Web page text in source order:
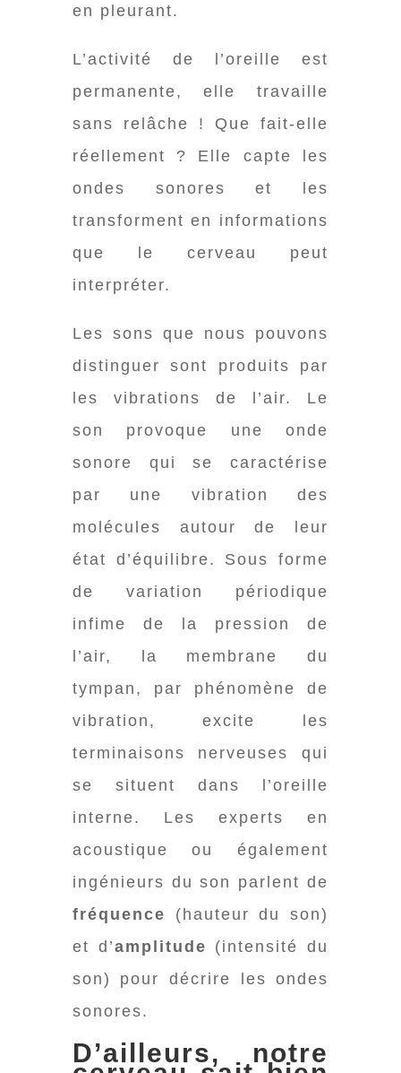
en pleurant.
L’activité de l’oreille est
permanente, elle travaille
sans relâche ! Que fait-elle
réellement ? Elle capte les
ondes sonores et les
transforment en informations
que le cerveau peut
interpréter.
Les sons que nous pouvons
distinguer sont produits par
les vibrations de l’air. Le
son provoque une onde
sonore qui se caractérise
par une vibration des
molécules autour de leur
état d’équilibre. Sous forme
de variation périodique
infime de la pression de
l’air, la membrane du
tympan, par phénomène de
vibration, excite les
terminaisons nerveuses qui
se situent dans l’oreille
interne. Les experts en
acoustique ou également
ingénieurs du son parlent de
fréquence (hauteur du son)
et d’amplitude (intensité du
son) pour décrire les ondes
sonores.
D’ailleurs, notre